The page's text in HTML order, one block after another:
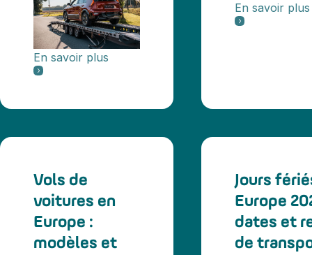
En savoir plus
En savoir plus
Vols de
voitures en
Europe :
modèles et
Jours
Europe
dates et
de